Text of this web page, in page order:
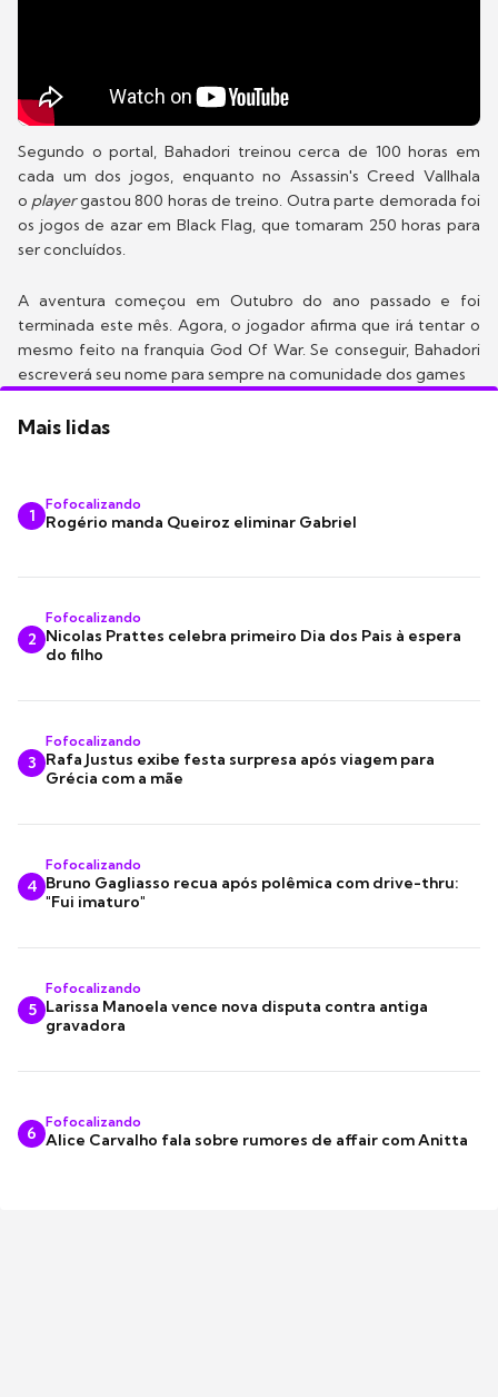
Segundo o portal, Bahadori treinou cerca de 100 horas em
cada um dos jogos, enquanto no Assassin's Creed Vallhala
o playergastou 800 horas de treino. Outra parte demorada foi
os jogos de azar em Black Flag, que tomaram 250 horas para
ser concluídos.
A aventura começou em Outubro do ano passado e foi
terminada este mês. Agora, o jogador afirma que irá tentar o
mesmo feito na franquia God Of War. Se conseguir, Bahadori
escreverá seu nome para sempre na comunidade dos games
Mais lidas
1
Fofocalizando
Rogério manda Queiroz eliminar Gabriel
2
Fofocalizando
Nicolas Prattes celebra primeiro Dia dos Pais à espera
do filho
3
Fofocalizando
Rafa Justus exibe festa surpresa após viagem para
Grécia com a mãe
4
Fofocalizando
Bruno Gagliasso recua após polêmica com drive-thru:
"Fui imaturo"
5
Fofocalizando
Larissa Manoela vence nova disputa contra antiga
gravadora
6
Fofocalizando
Alice Carvalho fala sobre rumores de affair com Anitta